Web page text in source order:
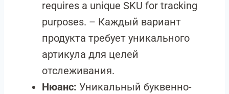
requires a unique SKU for tracking
purposes. – Каждый вариант
продукта требует уникального
артикула для целей
отслеживания.
Нюанс: Уникальный буквенно-